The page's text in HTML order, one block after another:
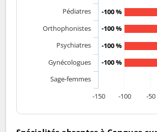
-100 %
-100 %
-100 %
-100 %
Pédiatres
Orthophonistes
Psychiatres
Gynécologues
Sage-femmes
-150
-100 -50